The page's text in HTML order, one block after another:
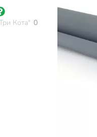
Кота" 0